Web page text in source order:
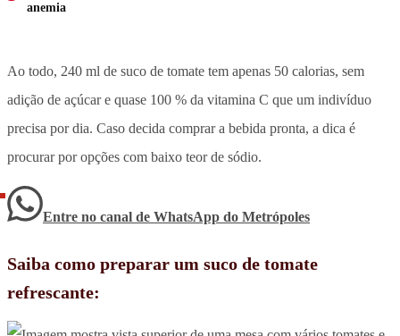
anemia
Ao todo, 240 ml de suco de tomate tem apenas 50 calorias, sem
adição de açúcar e quase 100 % da vitamina C que um indivíduo
precisa por dia. Caso decida comprar a bebida pronta, a dica é
procurar por opções com baixo teor de sódio.
Entre no canal de WhatsApp do Metrópoles
Saiba como preparar um suco de tomate
refrescante: